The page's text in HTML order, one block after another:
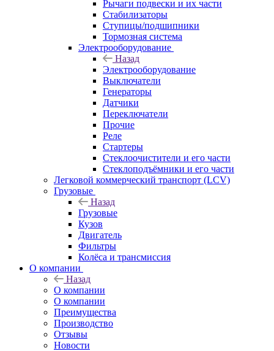
Рычаги подвески и их части
Стабилизаторы
Ступицы/подшипники
Тормозная система
Электрооборудование
Назад
Электрооборудование
Выключатели
Генераторы
Датчики
Переключатели
Прочие
Реле
Стартеры
Стеклоочистители и его части
Стеклоподъёмники и его части
Легковой коммерческий транспорт (LCV)
Грузовые
Назад
Грузовые
Кузов
Двигатель
Фильтры
Колёса и трансмиссия
О компании
Назад
О компании
О компании
Преимущества
Производство
Отзывы
Новости